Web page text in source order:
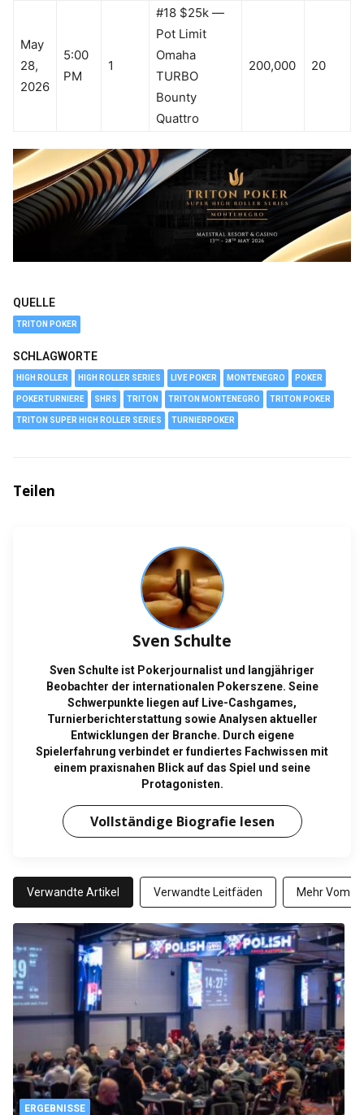
May
28,
2026
5:00
PM
1
#18 $25k —
Pot Limit
Omaha
TURBO
Bounty
Quattro
200,000 20
QUELLE
TRITON POKER
SCHLAGWORTE
HIGH ROLLER HIGH ROLLER SERIES LIVE POKER MONTENEGRO POKER
POKERTURNIERE SHRS TRITON TRITON MONTENEGRO TRITON POKER
TRITON SUPER HIGH ROLLER SERIES TURNIERPOKER
Teilen
Sven Schulte
Sven Schulte ist Pokerjournalist und langjähriger
Beobachter der internationalen Pokerszene. Seine
Schwerpunkte liegen auf Live-Cashgames,
Turnierberichterstattung sowie Analysen aktueller
Entwicklungen der Branche. Durch eigene
Spielerfahrung verbindet er fundiertes Fachwissen mit
einem praxisnahen Blick auf das Spiel und seine
Protagonisten.
Vollständige Biografie lesen
Verwandte Artikel Verwandte Leitfäden Mehr Vom
ERGEBNISSE